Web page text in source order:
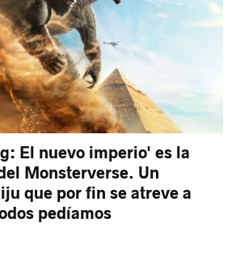
El nuevo imperio' es la
Monsterverse. Un
que por fin se atreve a
pedíamos